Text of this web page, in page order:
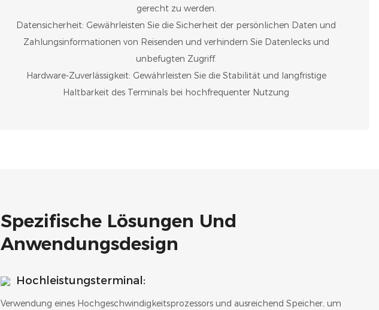
gerecht zu werden.
Datensicherheit: Gewährleisten Sie die Sicherheit der persönlichen Daten und
Zahlungsinformationen von Reisenden und verhindern Sie Datenlecks und
unbefugten Zugriff.
Hardware-Zuverlässigkeit: Gewährleisten Sie die Stabilität und langfristige
Haltbarkeit des Terminals bei hochfrequenter Nutzung
Spezifische Lösungen Und
Anwendungsdesign
Hochleistungsterminal:
Verwendung eines Hochgeschwindigkeitsprozessors und ausreichend Speicher, um